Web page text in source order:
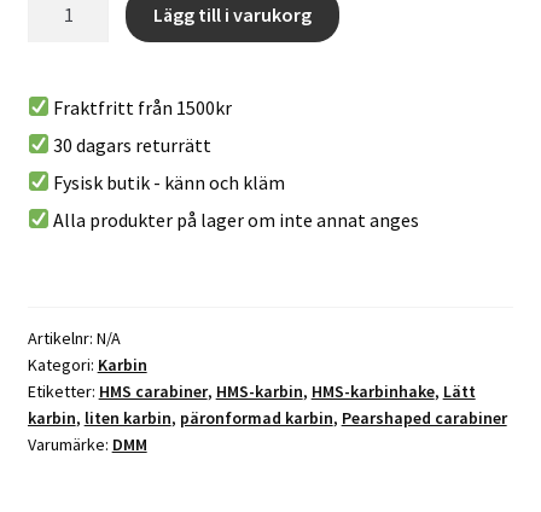
-
liten
HMS-
vridlåskarbin
mängd
Lägg till i varukorg
t
e
r
n
v
e
:
Fraktfritt från 1500kr
30 dagars returrätt
Fysisk butik - känn och kläm
Alla produkter på lager om inte annat anges
Artikelnr: N/A
Kategori: Karbin
Etiketter: HMS carabiner, HMS-karbin, HMS-karbinhake, Lätt
karbin, liten karbin, päronformad karbin, Pearshaped carabiner
Varumärke: DMM